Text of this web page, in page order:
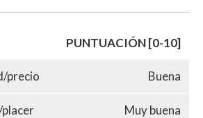
PUNTUACIÓN [0-10]
precio Buena
Muy buena